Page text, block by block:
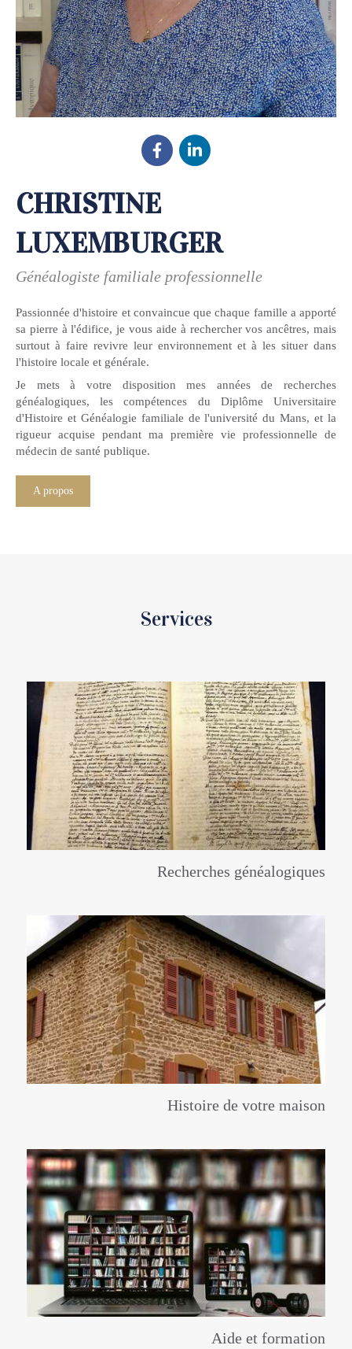
CHRISTINE
LUXEMBURGER
Généalogiste familiale professionnelle
Passionnée d'histoire et convaincue que chaque famille a apporté
sa pierre à l'édifice, je vous aide à rechercher vos ancêtres, mais
surtout à faire revivre leur environnement et à les situer dans
l'histoire locale et générale.
Je mets à votre disposition mes années de recherches
généalogiques, les compétences du Diplôme Universitaire
d'Histoire et Généalogie familiale de l'université du Mans, et la
rigueur acquise pendant ma première vie professionnelle de
médecin de santé publique.
A propos
Services
Recherches généalogiques
Histoire de votre maison
Aide et formation